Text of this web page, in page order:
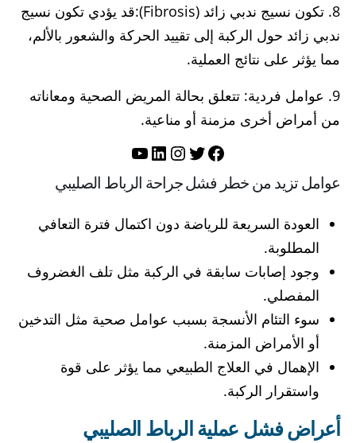
8. تكون نسيج ندبي زائد (Fibrosis):قد يؤدي تكون نسيج
ندبي زائد حول الركبة إلى تقييد الحركة والشعور بالألم،
مما يؤثر على نتائج العملية.
9. عوامل فردية: تتعلق بحالة المريض الصحية ومعاناته
من أمراض أخرى مزمنة أو مناعية.
فيسبوك
تويترإنستجرام
لينكد إنيوتيوب
عوامل تزيد من خطر فشل جراحة الرباط الصليبي
العودة السريعة للرياضة دون اكتمال فترة التعافي
المطلوبة.
وجود إصابات سابقة في الركبة مثل تلف الغضروف
المفصلي.
سوء التئام الأنسجة بسبب عوامل صحية مثل التدخين
أو الأمراض المزمنة.
الإهمال في العلاج الطبيعي مما يؤثر على قوة
واستقرار الركبة.
أعراض فشل عملية الرباط الصليبي